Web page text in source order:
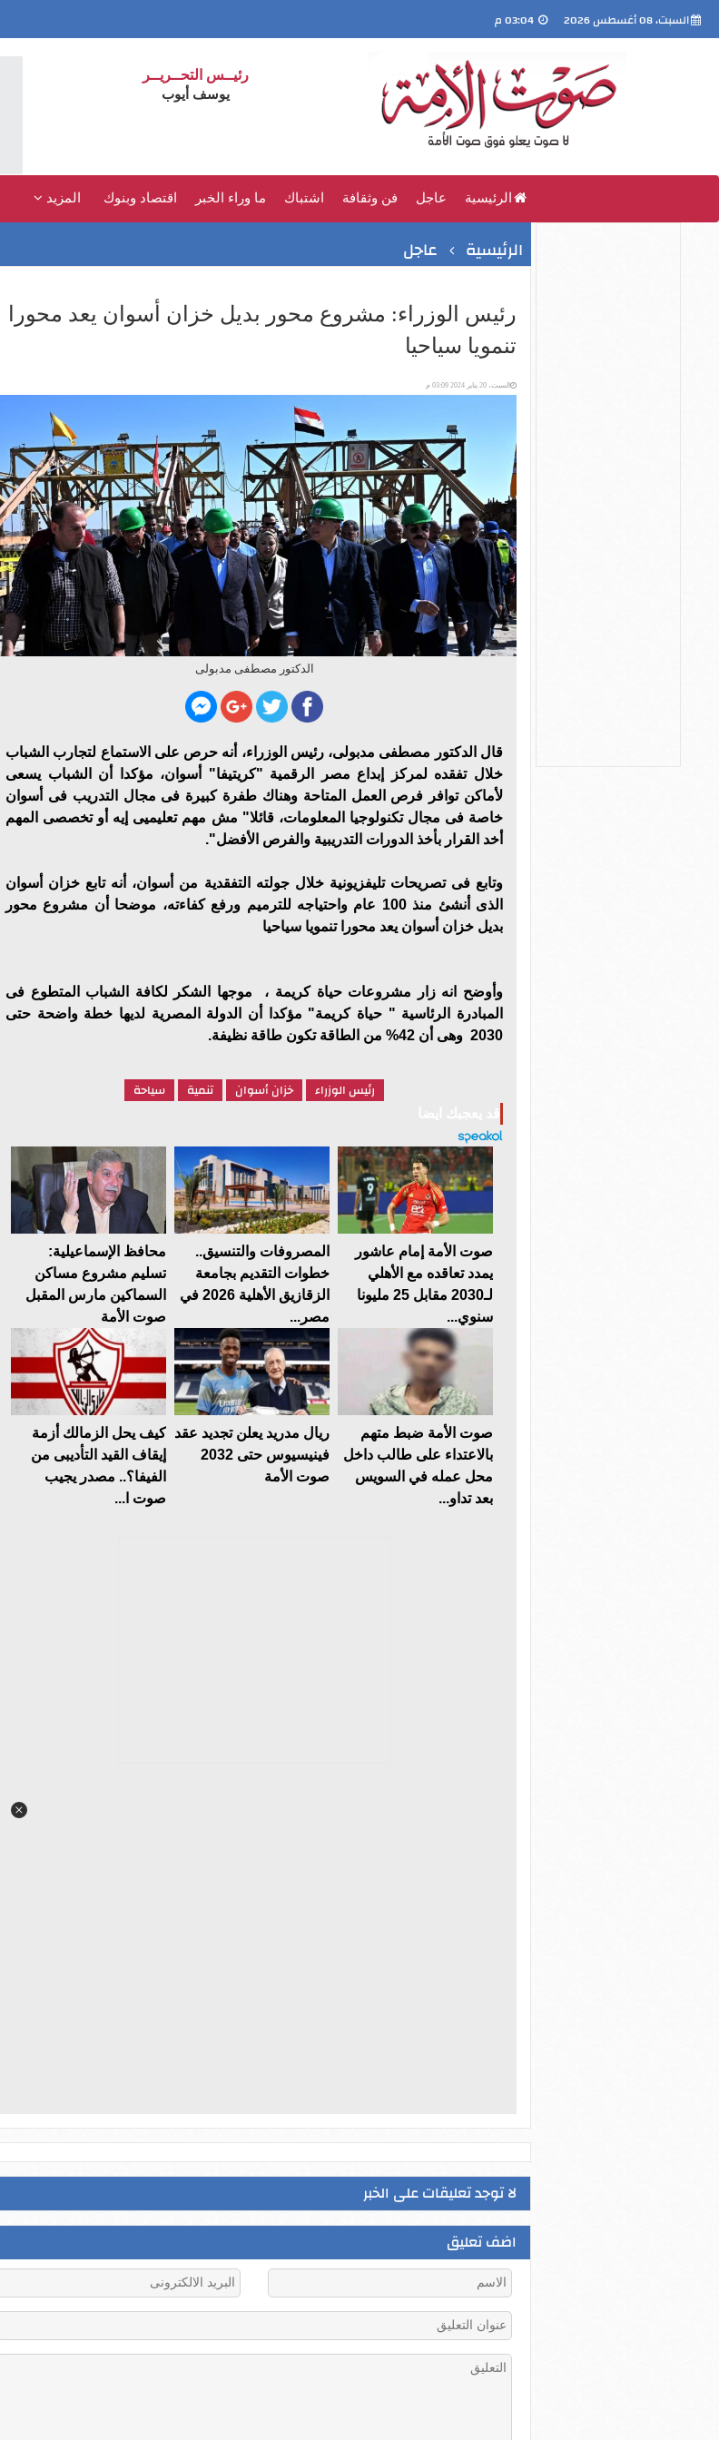
السبت، 08 أغسطس 2026
رئيــس التحــريــر
يوسف أيوب
الرئيسية عاجل فن وثقافة اشتباك ما وراء الخبر اقتصاد وبنوك المزيد
الرئيسية عاجل
رئيس الوزراء: مشروع محور بديل خزان أسوان يعد محورا
تنمويا سياحيا
السبت، 20 يناير 2024 03:09 م
الدكتور مصطفى مدبولى
قال الدكتور مصطفى مدبولى، رئيس الوزراء، أنه حرص على الاستماع لتجارب الشباب
خلال تفقده لمركز إبداع مصر الرقمية "كريتيفا" أسوان، مؤكدا أن الشباب يسعى
لأماكن توافر فرص العمل المتاحة وهناك طفرة كبيرة فى مجال التدريب فى أسوان
خاصة فى مجال تكنولوجيا المعلومات، قائلا" مش مهم تعليميى إيه أو تخصصى المهم
أخد القرار بأخذ الدورات التدريبية والفرص الأفضل".
وتابع فى تصريحات تليفزيونية خلال جولته التفقدية من أسوان، أنه تابع خزان أسوان
الذى أنشئ منذ 100 عام واحتياجه للترميم ورفع كفاءته، موضحا أن مشروع محور
بديل خزان أسوان يعد محورا تنمويا سياحيا
وأوضح انه زار مشروعات حياة كريمة ، موجها الشكر لكافة الشباب المتطوع فى
المبادرة الرئاسية " حياة كريمة" مؤكدا أن الدولة المصرية لديها خطة واضحة حتى
2030 وهى أن 42% من الطاقة تكون طاقة نظيفة.
رئيس الوزراء خزان أسوان تنمية سياحة
صوت الأمة إمام عاشور
يمدد تعاقده مع الأهلي
لـ2030 مقابل 25 مليونا
سنوي...
المصروفات والتنسيق..
خطوات التقديم بجامعة
الزقازيق الأهلية 2026 في
مصر...
محافظ الإسماعيلية:
تسليم مشروع مساكن
السماكين مارس المقبل
صوت الأمة
صوت الأمة ضبط متهم
بالاعتداء على طالب داخل
محل عمله في السويس
بعد تداو...
ريال مدريد يعلن تجديد عقد
فينيسيوس حتى 2032
صوت الأمة
كيف يحل الزمالك أزمة
إيقاف القيد التأديبى من
الفيفا؟.. مصدر يجيب
صوت ا...
لا توجد تعليقات على الخبر
اضف تعليق